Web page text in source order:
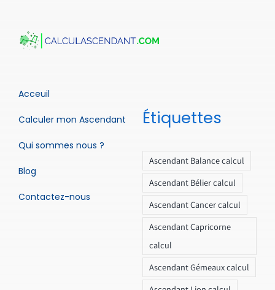
Acceuil
Calculer mon Ascendant
Qui sommes nous ?
Blog
Contactez-nous
Étiquettes
Ascendant Balance calcul
Ascendant Bélier calcul
Ascendant Cancer calcul
Ascendant Capricorne
calcul
Ascendant Gémeaux calcul